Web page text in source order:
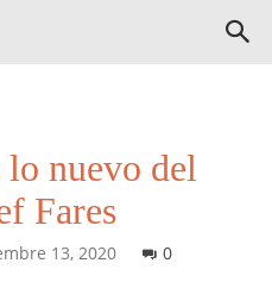
lo nuevo del
Fares
13, 2020 0